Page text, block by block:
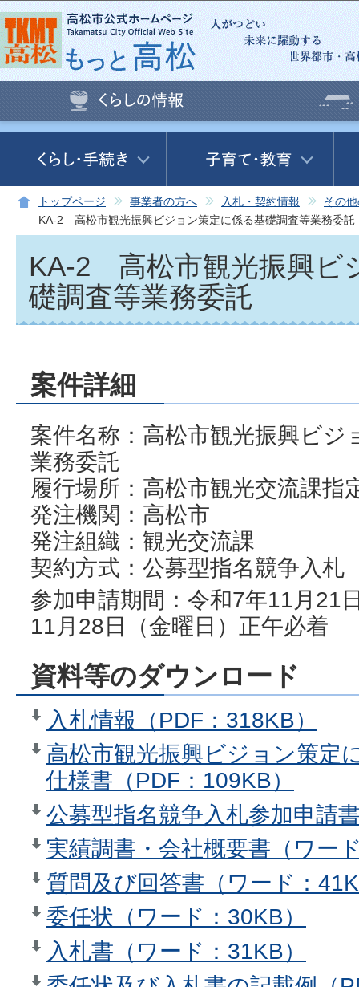
この
トップページ 事業者の方へ 入札・契約情報
その
KA-2 高松市観光振興ビジョン策定に係る基礎調査等業務委託
KA-2 高松市観光振興ビ
礎調査等業務委託
案件詳細
案件名称：高松市観光振興ビジ
業務委託
履行場所：高松市観光交流課指
発注機関：高松市
発注組織：観光交流課
契約方式：公募型指名競争入札
参加申請期間：令和7年11月21
11月28日（金曜日）正午必着
資料等のダウンロード
入札情報（PDF：318KB）
高松市観光振興ビジョン策定
仕様書（PDF：109KB）
公募型指名競争入札参加申請
実績調書・会社概要書（ワー
質問及び回答書（ワード：
委任状（ワード：30KB）
入札書（ワード：31KB）